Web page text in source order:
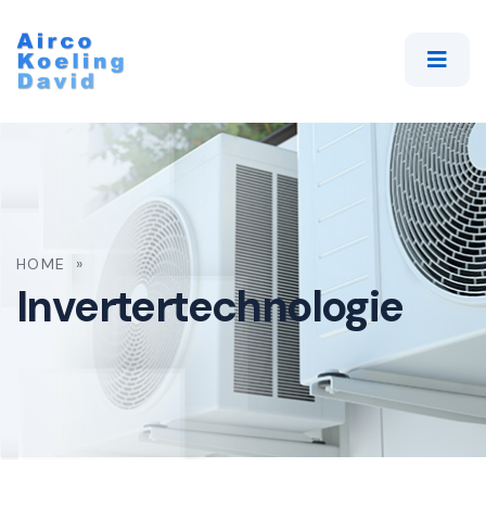
HOME »
Invertertechnologie